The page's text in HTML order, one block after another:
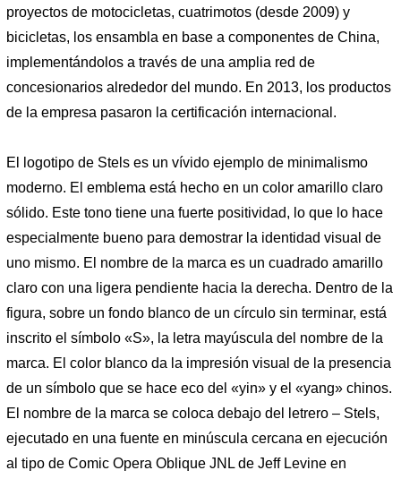
proyectos de motocicletas, cuatrimotos (desde 2009) y
bicicletas, los ensambla en base a componentes de China,
implementándolos a través de una amplia red de
concesionarios alrededor del mundo. En 2013, los productos
de la empresa pasaron la certificación internacional.
El logotipo de Stels es un vívido ejemplo de minimalismo
moderno. El emblema está hecho en un color amarillo claro
sólido. Este tono tiene una fuerte positividad, lo que lo hace
especialmente bueno para demostrar la identidad visual de
uno mismo. El nombre de la marca es un cuadrado amarillo
claro con una ligera pendiente hacia la derecha. Dentro de la
figura, sobre un fondo blanco de un círculo sin terminar, está
inscrito el símbolo «S», la letra mayúscula del nombre de la
marca. El color blanco da la impresión visual de la presencia
de un símbolo que se hace eco del «yin» y el «yang» chinos.
El nombre de la marca se coloca debajo del letrero – Stels,
ejecutado en una fuente en minúscula cercana en ejecución
al tipo de Comic Opera Oblique JNL de Jeff Levine en